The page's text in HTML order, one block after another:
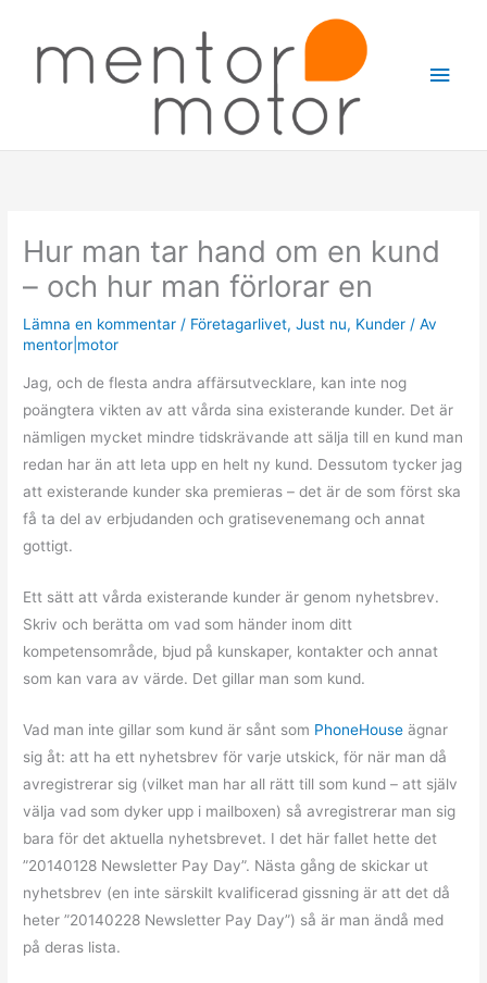
Hur man tar hand om en kund
– och hur man förlorar en
Lämna en kommentar / Företagarlivet,Just nu, Kunder / Av
mentor|motor
Jag, och de flesta andra affärsutvecklare, kan inte nog
poängtera vikten av att vårda sina existerande kunder. Det är
nämligen mycket mindre tidskrävande att sälja till en kund man
redan har än att leta upp en helt ny kund. Dessutom tycker jag
att existerande kunder ska premieras – det är de som först ska
få ta del av erbjudanden och gratisevenemang och annat
gottigt.
Ett sätt att vårda existerande kunder är genom nyhetsbrev.
Skriv och berätta om vad som händer inom ditt
kompetensområde, bjud på kunskaper, kontakter och annat
som kan vara av värde. Det gillar man som kund.
Vad man inte gillar som kund är sånt som PhoneHouse ägnar
sig åt: att ha ett nyhetsbrev för varje utskick, för när man då
avregistrerar sig (vilket man har all rätt till som kund – att själv
välja vad som dyker upp i mailboxen) så avregistrerar man sig
bara för det aktuella nyhetsbrevet. I det här fallet hette det
”20140128 Newsletter Pay Day”. Nästa gång de skickar ut
nyhetsbrev (en inte särskilt kvalificerad gissning är att det då
heter ”20140228 Newsletter Pay Day”) så är man ändå med
på deras lista.